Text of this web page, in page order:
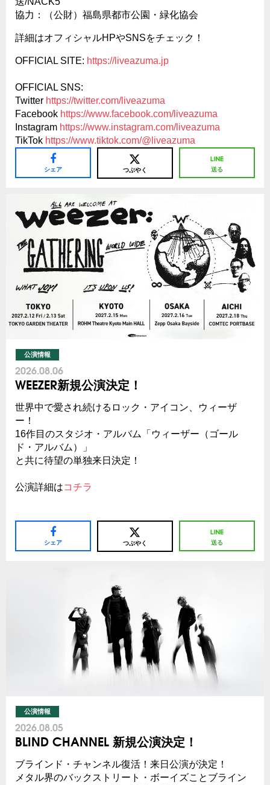
協力：（公財）福島県都市公園・緑化協会
詳細はオフィシャルHPやSNSをチェック！
OFFICIAL SITE: https://liveazuma.jp
OFFICIAL SNS:
Twitter https://twitter.com/liveazuma
Facebook https://www.facebook.com/liveazuma
Instagram https://www.instagram.com/liveazuma
TikTok https://www.tiktok.com/@ liveazuma
シェア つぶやく 送る
公演情報
2026.08.06
WEEZER新規公演決定！
世界中で愛され続けるロック・アイコン、ウィーザ
ー！
16作目のスタジオ・アルバム「ウィーザー（ゴール
ド・アルバム）」
と共に待望の単独来日決定！
公演詳細はコチラ
シェア つぶやく 送る
公演情報
2026.08.05
BLIND CHANNEL 新規公演決定！
ブラインド・チャンネル復活！来日公演が決定！
メタル界のバックストリート・ボーイズことブライン